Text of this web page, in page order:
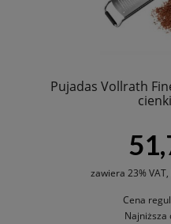
Pujadas Vollrath
zawiera 23%
Cena
Najniższa